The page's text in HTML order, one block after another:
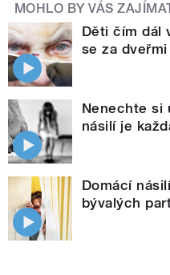
MOHLO BY VÁS
Děti čím dál
se za
Nenechte si
násilí je
Domácí
bývalých